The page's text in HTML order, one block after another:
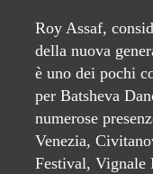
Roy Assaf,
della nuova
è uno dei pochi
per Batsheva
numerose
Venezia,
Festival, Vignale